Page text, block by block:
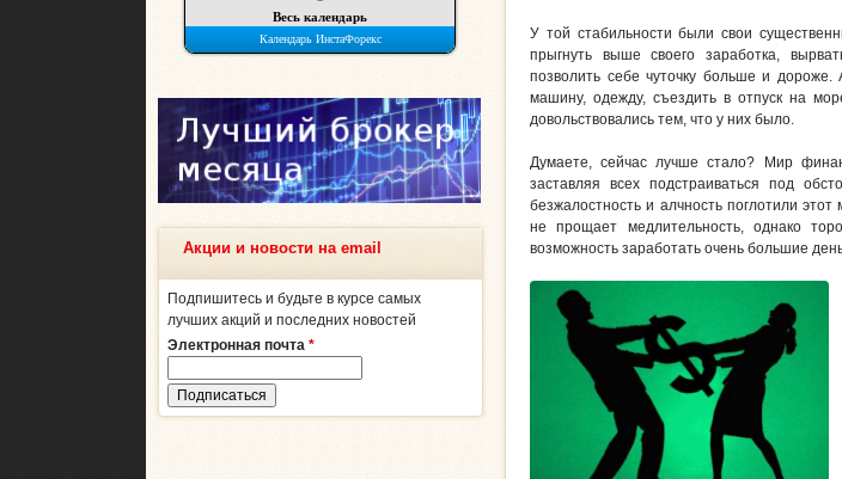
У той стабильности были свои
прыгнуть выше своего заработка,
позволить себе чуточку больше и дороже.
машину, одежду, съездить в отпуск на
довольствовались тем, что у них было.
Думаете, сейчас лучше стало? Мир
заставляя всех подстраиваться под
безжалостность и алчность поглотили
не прощает медлительность, однако
возможность заработать очень большие
Акции и новости на email
Подпишитесь и будьте в курсе самых
лучших акций и последних новостей
Электронная почта *